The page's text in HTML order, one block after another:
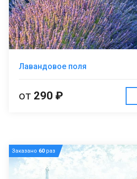
Лавандовое поля
от 290 ₽
Заказано 60раз